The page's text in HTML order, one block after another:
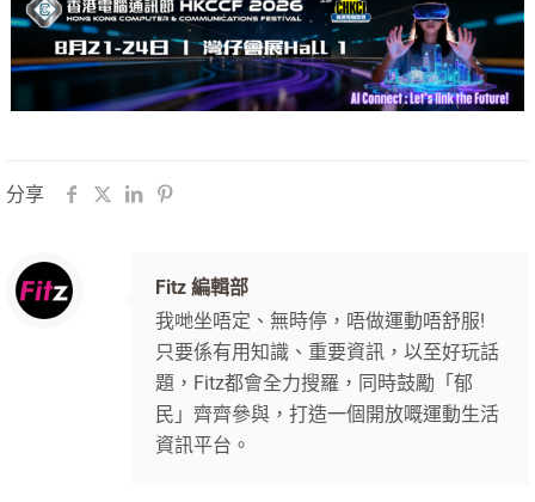
分享
Fitz 編輯部
我哋坐唔定、無時停，唔做運動唔舒服!
只要係有用知識、重要資訊，以至好玩話
題，Fitz都會全力搜羅，同時鼓勵「郁
民」齊齊參與，打造一個開放嘅運動生活
資訊平台。